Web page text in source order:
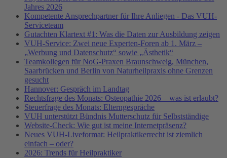
Jahres 2026
Kompetente Ansprechpartner für Ihre Anliegen - Das VUH-
Serviceteam
Gutachten Klartext #1: Was die Daten zur Ausbildung zeigen
VUH-Service: Zwei neue Experten-Foren ab 1. März –
„Werbung und Datenschutz“ sowie „Ästhetik“
Teamkollegen für NoG-Praxen Braunschweig, München,
Saarbrücken und Berlin von Naturheilpraxis ohne Grenzen
gesucht
Hannover: Gespräch im Landtag
Rechtsfrage des Monats: Osteopathie 2026 – was ist erlaubt?
Steuerfrage des Monats: Elterngespräche
VUH unterstützt Bündnis Mutterschutz für Selbstständige
Website-Check: Wie gut ist meine Internetpräsenz?
Neues VUH-Liveformat: Heilpraktikerrecht ist ziemlich
einfach – oder?
2026: Trends für Heilpraktiker